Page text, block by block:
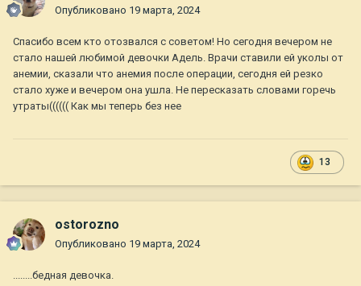
Опубликовано 19 марта, 2024
Спасибо всем кто отозвался с советом! Но сегодня вечером не
стало нашей любимой девочки Адель. Врачи ставили ей уколы от
анемии, сказали что анемия после операции, сегодня ей резко
стало хуже и вечером она ушла. Не пересказать словами горечь
утраты(((((( Как мы теперь без нее
13
ostorozno
Опубликовано 19 марта, 2024
........бедная девочка.